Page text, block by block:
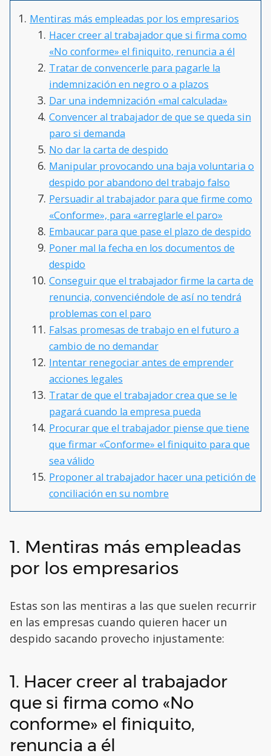
Mentiras más empleadas por los empresarios
Hacer creer al trabajador que si firma como
«No conforme» el finiquito, renuncia a él
Tratar de convencerle para pagarle la
indemnización en negro o a plazos
Dar una indemnización «mal calculada»
Convencer al trabajador de que se queda sin
paro si demanda
No dar la carta de despido
Manipular provocando una baja voluntaria o
despido por abandono del trabajo falso
Persuadir al trabajador para que firme como
«Conforme», para «arreglarle el paro»
Embaucar para que pase el plazo de despido
Poner mal la fecha en los documentos de
despido
Conseguir que el trabajador firme la carta de
renuncia, convenciéndole de así no tendrá
problemas con el paro
Falsas promesas de trabajo en el futuro a
cambio de no demandar
Intentar renegociar antes de emprender
acciones legales
Tratar de que el trabajador crea que se le
pagará cuando la empresa pueda
Procurar que el trabajador piense que tiene
que firmar «Conforme» el finiquito para que
sea válido
Proponer al trabajador hacer una petición de
conciliación en su nombre
1. Mentiras más empleadas
por los empresarios
Estas son las mentiras a las que suelen recurrir
en las empresas cuando quieren hacer un
despido sacando provecho injustamente:
1. Hacer creer al trabajador
que si firma como «No
conforme» el finiquito,
renuncia a él